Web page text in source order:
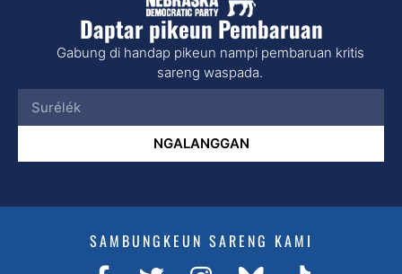
Daptar pikeun Pembaruan
Gabung di handap pikeun nampi pembaruan kritis
sareng waspada.
NGALANGGAN
SAMBUNGKEUN SARENG KAMI